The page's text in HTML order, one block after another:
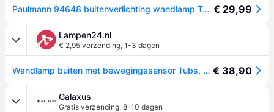
Paulmann 94648 buitenverlichting wandlamp Tubs met bewegingsmelder IP44 rond max. 15 W grijs mat buitenlampen metaal, kunststof tuinverlichting E27 € 29,99
Lampen24.nl
€ 2,95 verzending, 1-3 dagen
Wandlamp buiten met bewegingssensor Tubs, alu / grijs / zink, metaal € 38,90
Galaxus
Gratis verzending, 8-10 dagen